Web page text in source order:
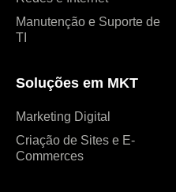
Manutenção e Suporte de
TI
Soluções em MKT
Marketing Digital
Criação de Sites e E-
Commerces